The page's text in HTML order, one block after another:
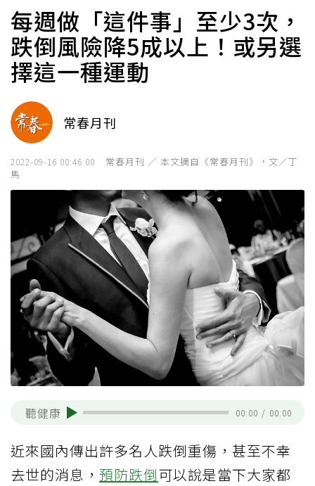
每週做「這件事」至少3次，
跌倒風險降5成以上！或另選
擇這一種運動
常春月刊
2022-09-16 00:46:00
常春月刊 ／ 本文摘自《常春月刊》，文／丁
馬
聽健康 00:00 / 00:00
近來國內傳出許多名人跌倒重傷，甚至不幸
去世的消息， 預防跌倒可以說是當下大家都